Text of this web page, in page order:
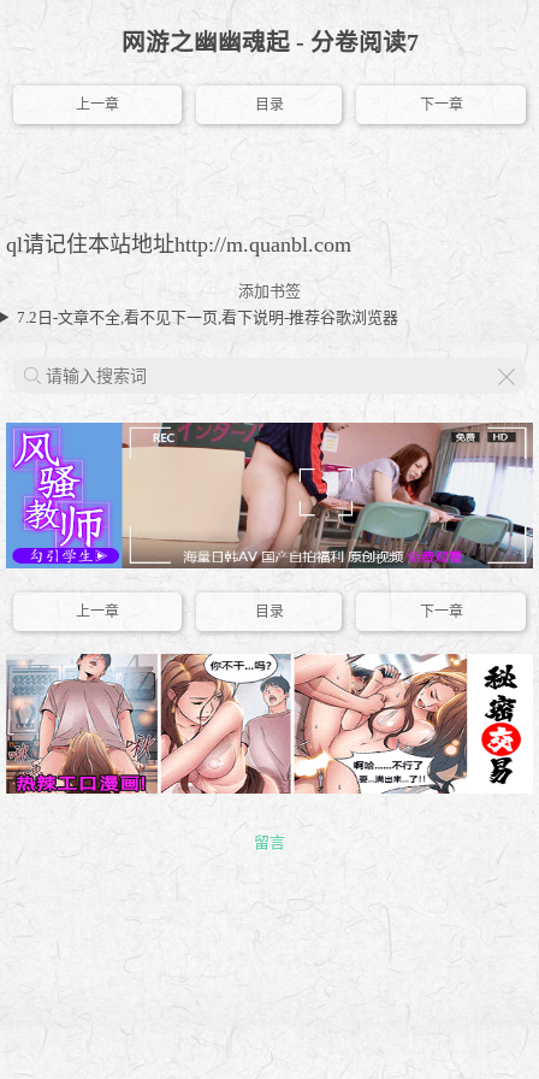
网游之幽幽魂起 - 分卷阅读7
上一章 目录 下一章
ql请记住本站地址http://m.quanbl.com
添加书签
7.2日-文章不全,看不见下一页,看下说明-推荐谷歌浏览器
上一章 目录 下一章
留言